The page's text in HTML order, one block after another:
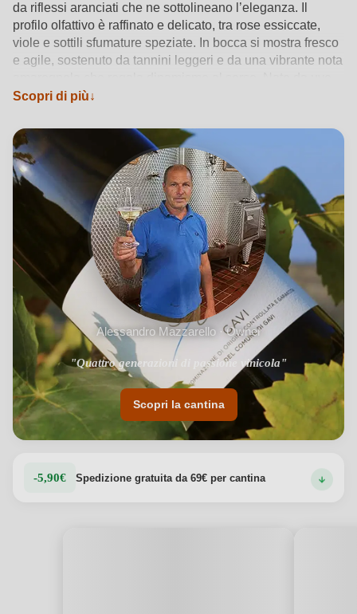
da riflessi aranciati che ne sottolineano l’eleganza. Il
profilo olfattivo è raffinato e delicato, tra rose essiccate,
viole e sottili sfumature speziate. In bocca si mostra fresco
e agile, sostenuto da tannini leggeri e da una vibrante nota
Grignolino coltivate nel cuore del Piemonte, questo vino
visione artigianale della cantina Guido Mazzarello. Da
gustare tra i 14 e i 16°C con salumi piemontesi, risotti o
piatti di pesce, per vivere un’esperienza autentica della
tradizione vinicola locale.Vedi dettagli del prodotto →
Scopri di più
Alessandro Mazzarello · Owner
"Quattro generazioni di passione vinicola"
Scopri la cantina
-5,90€ Spedizione gratuita da 69€ per cantina